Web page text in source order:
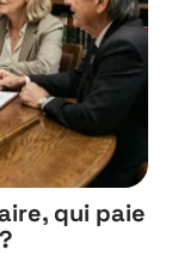
qui paie